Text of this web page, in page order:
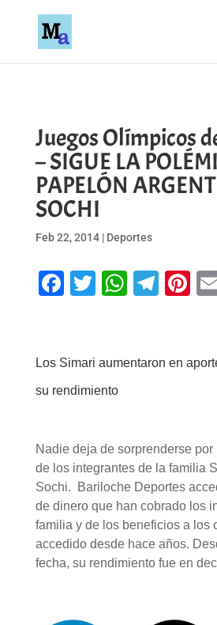
Juegos Olímpicos
– SIGUE LA
PAPELÓN
SOCHI
Feb 22, 2014| Deportes
Facebook
Twitter
Los Simari aumentaron en
su rendimiento
Nadie deja de sorprenderse
de los integrantes de la familia
Sochi. Bariloche Deportes
de dinero que han cobrado los
familia y de los beneficios a los
accedido desde hace años.
fecha, su rendimiento fue en